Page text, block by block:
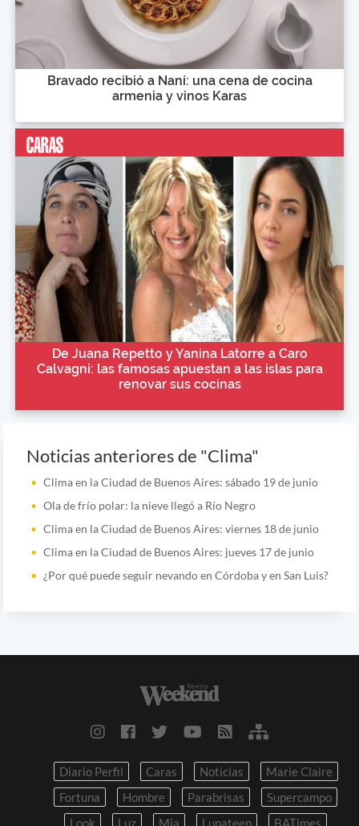
Bravado recibió a Naní: una cena de cocina
armenia y vinos Karas
De Juana Repetto y Yanina Latorre a Caro
Calvagni: las famosas apuestan a las islas para
renovar sus cocinas
Noticias anteriores de "Clima"
Clima en la Ciudad de Buenos Aires: sábado 19 de junio
Ola de frío polar: la nieve llegó a Río Negro
Clima en la Ciudad de Buenos Aires: viernes 18 de junio
Clima en la Ciudad de Buenos Aires: jueves 17 de junio
¿Por qué puede seguir nevando en Córdoba y en San Luis?
Diario Perfil Caras Noticias
Marie Claire
Fortuna
Hombre Parabrisas
Supercampo
Look
Luz Mia Lunateen BATimes